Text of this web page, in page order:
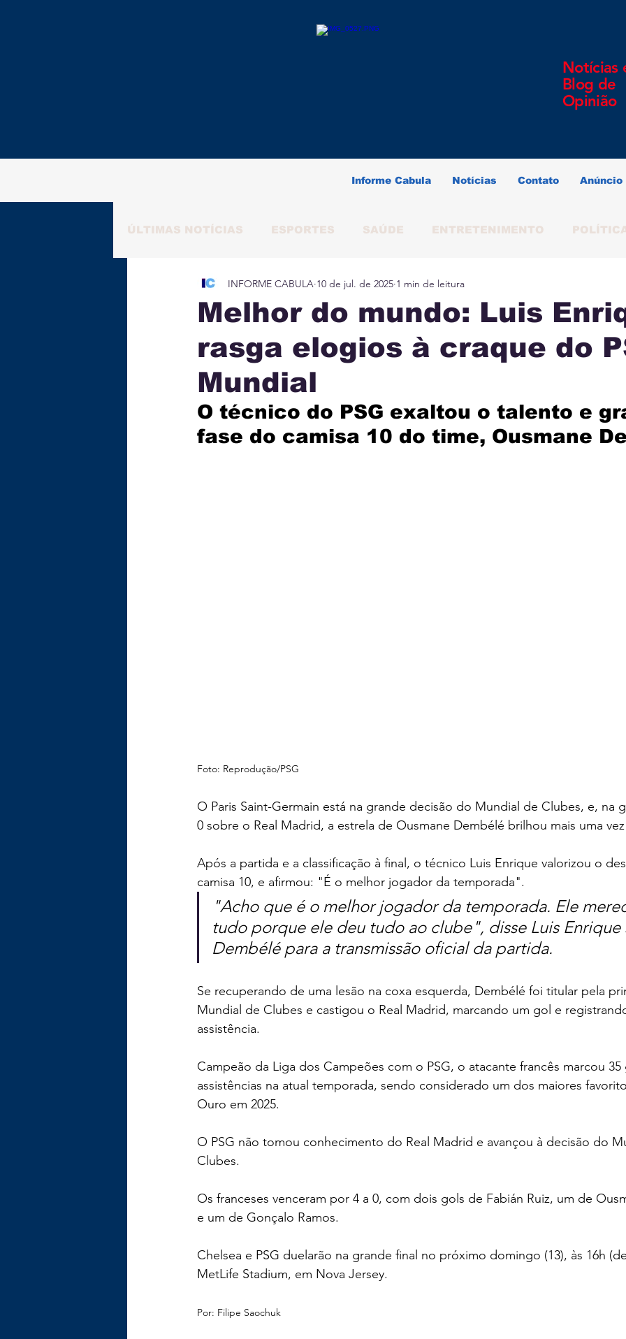
Notícias
Blog de
Opinião
Informe Cabula Notícias Contato Anúncio
ÚLTIMAS NOTÍCIAS ESPORTES SAÚDE ENTRETENIMENTO
RAFAELA NATALY ALMERINDO SOUZA SALVADOR
ECONOMIA TECNOLOGIA INTERNACIONAL MUNICÍPIOS
Melhor do mundo: Luis
rasga elogios à craque do
Mundial
INFORME CABULA 10 de jul. de 2025 1 min de leitura
O técnico do PSG exaltou o talento e
fase do camisa 10 do time, Ousmane
Foto: Reprodução/PSG
O Paris Saint-Germain está na grande decisão do Mundial de Clubes, e, na
0 sobre o Real Madrid, a estrela de Ousmane Dembélé brilhou mais uma
Após a partida e a classificação à final, o técnico Luis Enrique valorizou o
camisa 10, e afirmou: "É o melhor jogador da temporada".
"Acho que é o melhor jogador da temporada. Ele
tudo porque ele deu tudo ao clube", disse Luis Enrique
Dembélé para a transmissão oficial da partida.
Se recuperando de uma lesão na coxa esquerda, Dembélé foi titular pela
Mundial de Clubes e castigou o Real Madrid, marcando um gol e
assistência.
Campeão da Liga dos Campeões com o PSG, o atacante francês marcou
assistências na atual temporada, sendo considerado um dos maiores
Ouro em 2025.
O PSG não tomou conhecimento do Real Madrid e avançou à decisão do
Clubes.
Os franceses venceram por 4 a 0, com dois gols de Fabián Ruiz, um de
e um de Gonçalo Ramos.
Chelsea e PSG duelarão na grande final no próximo domingo (13), às 16h
MetLife Stadium, em Nova Jersey.
Por: Filipe Saochuk